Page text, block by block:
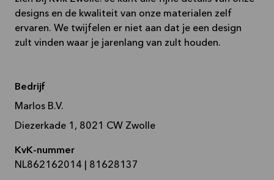
designs en de kwaliteit van onze materialen zelf
ervaren. We twijfelen er niet aan dat je een design
zult vinden waar je jarenlang van zult houden.
Bedrijf
Marlos B.V.
Diezerkade 1, 8021 CW Zwolle
KvK-nummer
NL862162014 | 81628137